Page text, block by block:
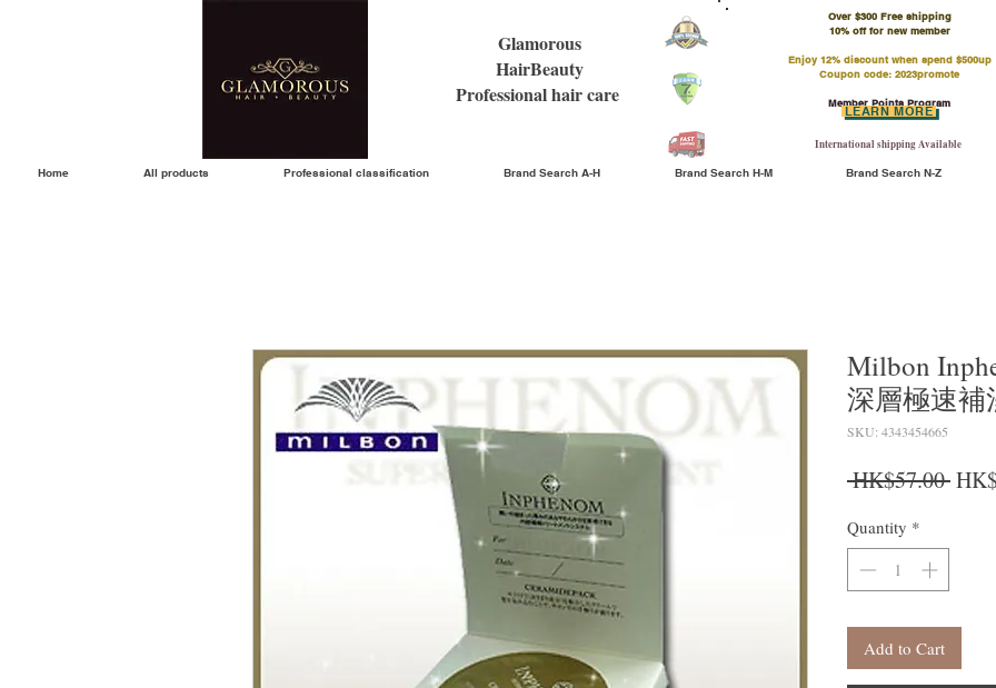
Glamorous
HairBeauty
Professional hair care
Over $300 Free shipping
​10% off for new member
Enjoy 12% discount when spend $500up
Coupon code: 2023promote
Member Points Program
International shipping Available
LEARN MORE
Home All products Professional classification Brand Search A-H Brand Search H-M Brand Search N-Z
Milbon
深層極速補
SKU: 4343454665
HK$57.00
Quantity *
Add to Cart